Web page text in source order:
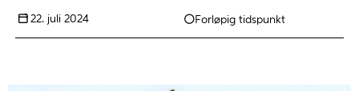
22. juli 2024 Forløpig tidspunkt